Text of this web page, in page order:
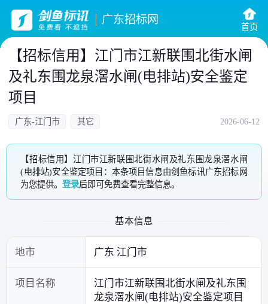
广东招标网
首页
【招标信用】江门市江新联围北街水闸
及礼东围龙泉滘水闸(电排站)安全鉴定
项目
广东-江门市 其它 2026-06-12
【招标信用】江门市江新联围北街水闸及礼东围龙泉滘水闸
(电排站)安全鉴定项目：本条项目信息由剑鱼标讯广东招标网
为您提供。登录后即可免费查看完整信息。
基本信息
地市 广东 江门市
项目名称
江门市江新联围北街水闸及礼东围
龙泉滘水闸(电排站)安全鉴定项目